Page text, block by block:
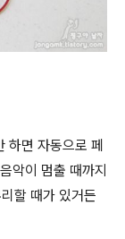
하면 자동으로 페
악이 멈출 때까지
할 때가 있거든